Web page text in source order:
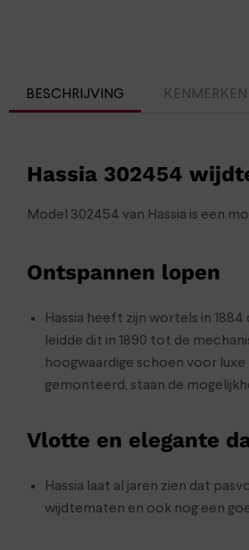
BESCHRIJVING KENMERKEN
Hassia 302454
Model 302454 van Hassia is een
Ontspannen lopen
Hassia heeft zijn wortels in
leidde dit in 1890 tot de
hoogwaardige schoen voor
gemonteerd, staan de
Vlotte en elegante
Hassia laat al jaren zien dat
wijdtematen en ook nog een